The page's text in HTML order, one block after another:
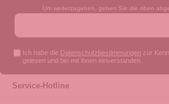
Um weiterzugehen, geben Sie die oben
Ich habe die Datenschutzbestimmungen zur
gelesen und bin mit ihnen einverstanden.
Service-Hotline